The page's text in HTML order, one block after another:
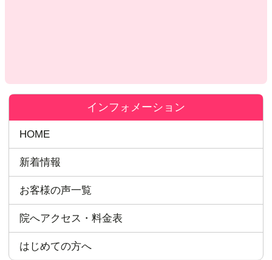
インフォメーション
HOME
新着情報
お客様の声一覧
院へアクセス・料金表
はじめての方へ